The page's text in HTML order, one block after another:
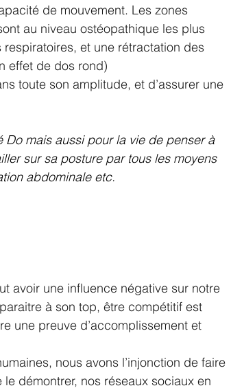
de mouvement. Les zones
au niveau ostéopathique les plus
et une rétractation des
effet de dos rond)
toute son amplitude, et d’assurer une
Do mais aussi pour la vie de penser à
sur sa posture par tous les moyens
abdominale etc.
avoir une influence négative sur notre
à son top, être compétitif est
une preuve d’accomplissement et
nous avons l’injonction de faire
démontrer, nos réseaux sociaux en